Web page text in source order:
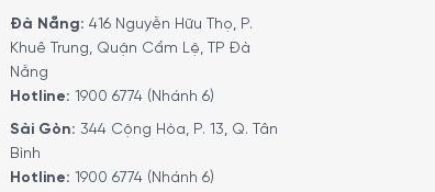
thể khám phá nhiều công thức cà phê
hữu ích với người thích thay đổi khẩu
giúp thiết bị phù hợp với lối sống
Đà Nẵng: 416 Nguyễn Hữu Thọ, P.
Khuê Trung, Quận Cẩm Lệ, TP Đà
Nẵng
Hotline: 1900 6774 (Nhánh 6)
Sài Gòn: 344 Cộng Hòa, P. 13, Q. Tân
Bình
Hotline: 1900 6774 (Nhánh 6)